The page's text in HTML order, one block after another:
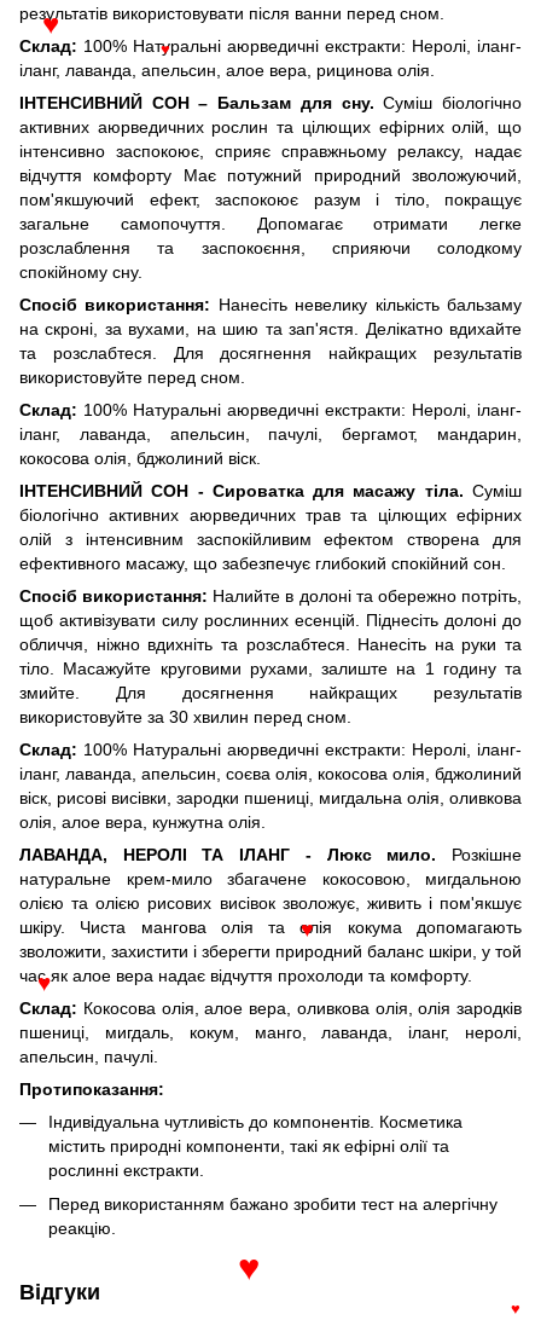
результатів використовувати після ванни перед сном.
Склад: 100% Натуральні аюрведичні екстракти: Неролі, іланг-
іланг, лаванда, апельсин, алое вера, рицинова олія.
ІНТЕНСИВНИЙ СОН – Бальзам для сну. Суміш біологічно
активних аюрведичних рослин та цілющих ефірних олій, що
інтенсивно заспокоює, сприяє справжньому релаксу, надає
відчуття комфорту Має потужний природний зволожуючий,
пом'якшуючий ефект, заспокоює разум і тіло, покращує
загальне самопочуття. Допомагає отримати легке
розслаблення та заспокоєння, сприяючи солодкому
спокійному сну.
Спосіб використання: Нанесіть невелику кількість бальзаму
на скроні, за вухами, на шию та зап'ястя. Делікатно вдихайте
та розслабтеся. Для досягнення найкращих результатів
використовуйте перед сном.
Склад: 100% Натуральні аюрведичні екстракти: Неролі, іланг-
іланг, лаванда, апельсин, пачулі, бергамот, мандарин,
кокосова олія, бджолиний віск.
ІНТЕНСИВНИЙ СОН - Сироватка для масажу тіла. Суміш
біологічно активних аюрведичних трав та цілющих ефірних
олій з інтенсивним заспокійливим ефектом створена для
ефективного масажу, що забезпечує глибокий спокійний сон.
Спосіб використання: Налийте в долоні та обережно потріть,
щоб активізувати силу рослинних есенцій. Піднесіть долоні до
обличчя, ніжно вдихніть та розслабтеся. Нанесіть на руки та
тіло. Масажуйте круговими рухами, залиште на 1 годину та
змийте. Для досягнення найкращих результатів
використовуйте за 30 хвилин перед сном.
Склад: 100% Натуральні аюрведичні екстракти: Неролі, іланг-
іланг, лаванда, апельсин, соєва олія, кокосова олія, бджолиний
віск, рисові висівки, зародки пшениці, мигдальна олія, оливкова
олія, алое вера, кунжутна олія.
ЛАВАНДА, НЕРОЛІ ТА ІЛАНГ - Люкс мило. Розкішне
натуральне крем-мило збагачене кокосовою, мигдальною
олією та олією рисових висівок зволожує, живить і пом'якшує
шкіру. Чиста мангова олія та олія кокума допомагають
зволожити, захистити і зберегти природний баланс шкіри, у той
час як алое вера надає відчуття прохолоди та комфорту.
Склад: Кокосова олія, алое вера, оливкова олія, олія зародків
пшениці, мигдаль, кокум, манго, лаванда, іланг, неролі,
апельсин, пачулі.
Протипоказання:
Індивідуальна чутливість до компонентів. Косметика
містить природні компоненти, такі як ефірні олії та
рослинні екстракти.
Перед використанням бажано зробити тест на алергічну
реакцію.
Відгуки
♥
♥
♥